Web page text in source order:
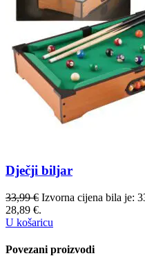
Dječji biljar
33,99€ Izvorna cijena bila je:
28,89 €.
U košaricu
Povezani proizvodi